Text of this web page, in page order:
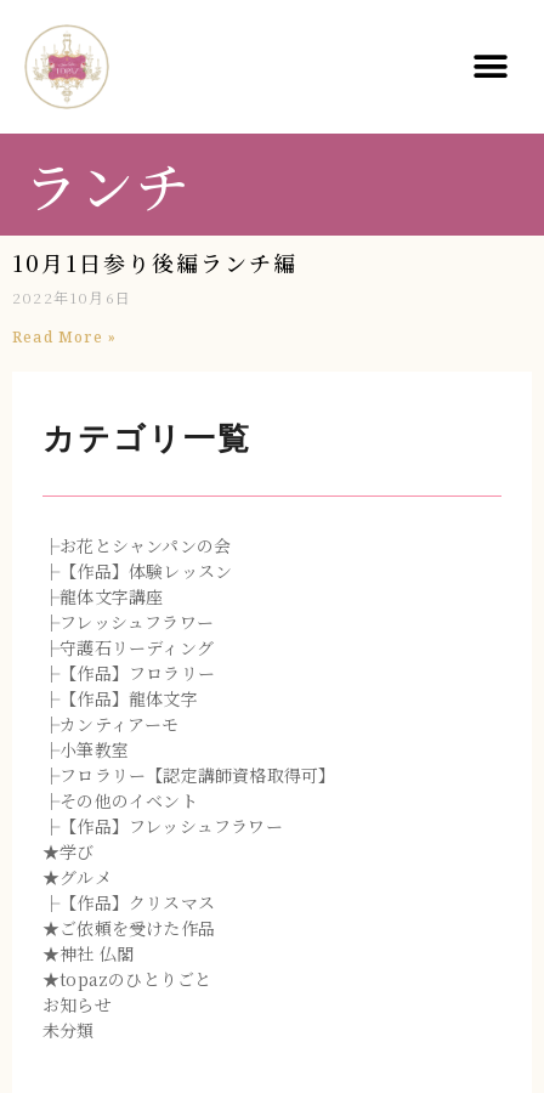
ランチ
10月1日参り後編ランチ編
2022年10月6日
Read More »
カテゴリ一覧
├お花とシャンパンの会
├【作品】体験レッスン
├龍体文字講座
├フレッシュフラワー
├守護石リーディング
├【作品】フロラリー
├【作品】龍体文字
├カンティアーモ
├小筆教室
├フロラリー【認定講師資格取得可】
├その他のイベント
├【作品】フレッシュフラワー
★学び
★グルメ
├【作品】クリスマス
★ご依頼を受けた作品
★神社 仏閣
★topazのひとりごと
お知らせ
未分類